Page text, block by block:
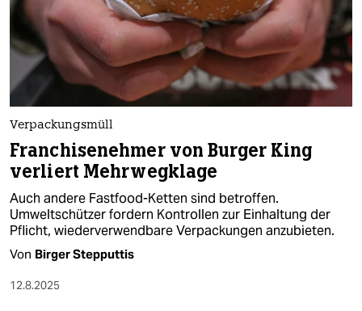
Verpackungsmüll
Franchisenehmer von Burger King
verliert Mehrwegklage
Auch andere Fastfood-Ketten sind betroffen.
Umweltschützer fordern Kontrollen zur Einhaltung der
Pflicht, wiederverwendbare Verpackungen anzubieten.
Von Birger Stepputtis
12.8.2025